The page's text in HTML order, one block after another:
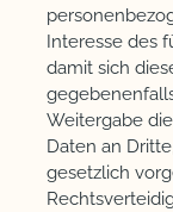
Interesse des
damit sich
Weitergabe
Daten an
gesetzlich